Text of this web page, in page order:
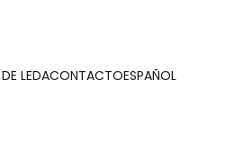
LEDACONTACTOESPAÑOL